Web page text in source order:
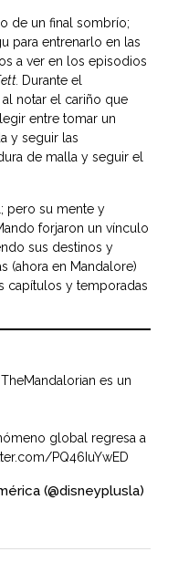
de un final sombrío;
para entrenarlo en las
a ver en los episodios
Durante el
notar el cariño que
entre tomar un
y seguir las
de malla y seguir el
pero su mente y
forjaron un vínculo
sus destinos y
(ahora en Mandalore)
capítulos y temporadas
es un
global regresa a
PQ46IuYwED
(@disneyplusla)